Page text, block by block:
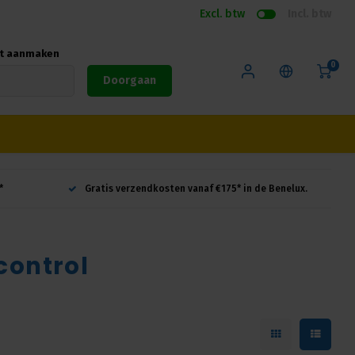
Excl. btw
aanmaken
Doorgaan
0
Gratis verzendkosten vanaf €175* in de Benelux.